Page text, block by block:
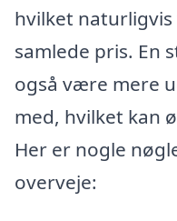
hvilket naturligvis
samlede pris. En
også være mere
med, hvilket kan
Her er nogle
overveje: